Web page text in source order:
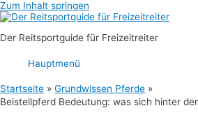
Zum Inhalt springen
Der Reitsportguide für Freizeitreiter
Hauptmenü
Startseite
Grundwissen Pferde
Beistellpferd Bedeutung: was sich hinter